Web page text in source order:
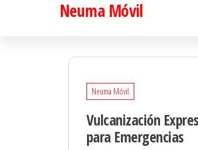
Neuma Móvil
Neuma Móvil
Vulcanización
para Emergencias